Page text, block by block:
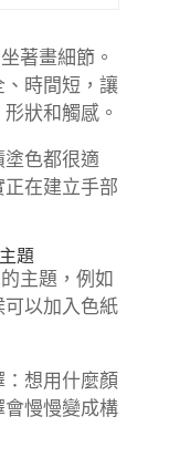
著畫細節。
時間短，讓
狀和觸感。
色都很適
在建立手部
題
主題，例如
以加入色紙
想用什麼顏
慢慢變成構